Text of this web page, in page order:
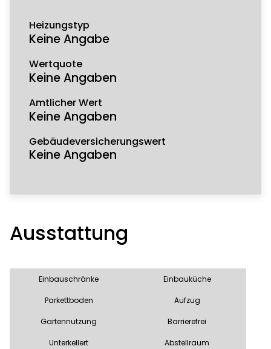
Heizungstyp
Keine Angabe
Wertquote
Keine Angaben
Amtlicher Wert
Keine Angaben
Gebäudeversicherungswert
Keine Angaben
Ausstattung
Einbauschränke Einbauküche
Parkettboden Aufzug
Gartennutzung Barrierefrei
Unterkellert Abstellraum